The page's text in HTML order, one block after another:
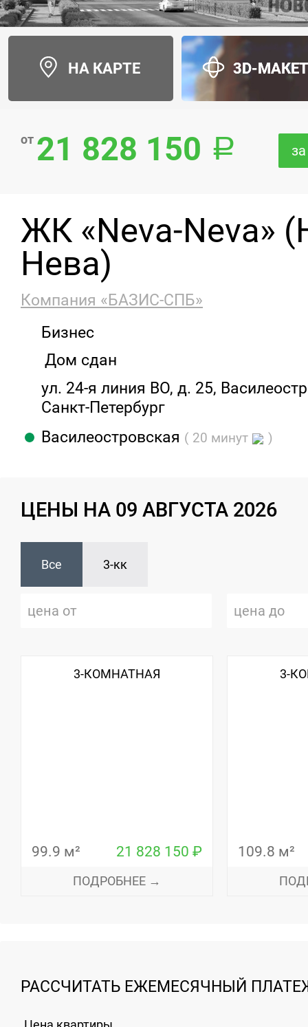
НА КАРТЕ 3D-
от 21 828 150
ЖК «Neva-Neva»
Нева)
Компания «БАЗИС-СПБ»
Бизнес
Дом сдан
ул. 24-я линия ВО, д. 25,
Санкт-Петербург
Василеостровская ( 20 минут )
ЦЕНЫ НА 09 АВГУСТА 2026
Все 3-кк
3-КОМНАТНАЯ
99.9 м² 21 828 150 ₽
ПОДРОБНЕЕ →
3-
109.8 м²
РАССЧИТАТЬ ЕЖЕМЕСЯЧНЫЙ